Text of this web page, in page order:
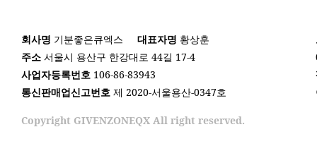
회사명 기분좋은큐엑스 대표자명 황상훈
주소 서울시 용산구 한강대로 44길 17-4
사업자등록번호 106-86-83943
통신판매업신고번호 제 2020-서울용산-0347호
Copyright GIVENZONEQX All right reserved.